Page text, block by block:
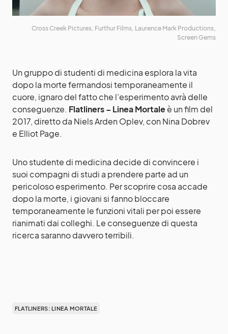
Cross Creek Pictures, Furthur Films, Laurence Mark Productions,
Screen Gems
Un gruppo di studenti di medicina esplora la vita
dopo la morte fermandosi temporaneamente il
cuore, ignaro del fatto che l’esperimento avrà delle
conseguenze. Flatliners – Linea Mortaleè un film del
2017, diretto da Niels Arden Oplev, con Nina Dobrev
e Elliot Page.
Uno studente di medicina decide di convincere i
suoi compagni di studi a prendere parte ad un
pericoloso esperimento. Per scoprire cosa accade
dopo la morte, i giovani si fanno bloccare
temporaneamente le funzioni vitali per poi essere
rianimati dai colleghi. Le conseguenze di questa
ricerca saranno davvero terribili.
FLATLINERS: LINEA MORTALE